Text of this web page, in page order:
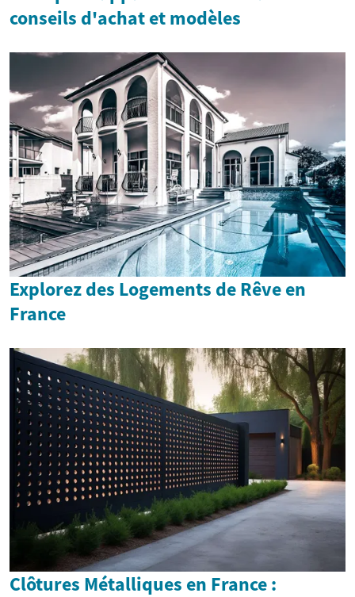
conseils d'achat et modèles
Explorez des Logements de Rêve en
France
Clôtures Métalliques en France :